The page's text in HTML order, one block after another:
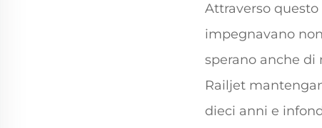
Attraverso
impegnavano
sperano anche di
Railjet
dieci anni e